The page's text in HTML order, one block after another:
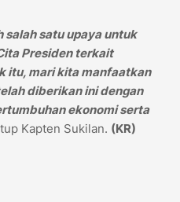
salah satu upaya untuk
Presiden terkait
itu, mari kita manfaatkan
diberikan ini dengan
ekonomi serta
Kapten Sukilan. (KR)